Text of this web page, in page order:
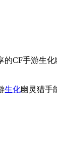
CF手游生
生化幽灵猎手